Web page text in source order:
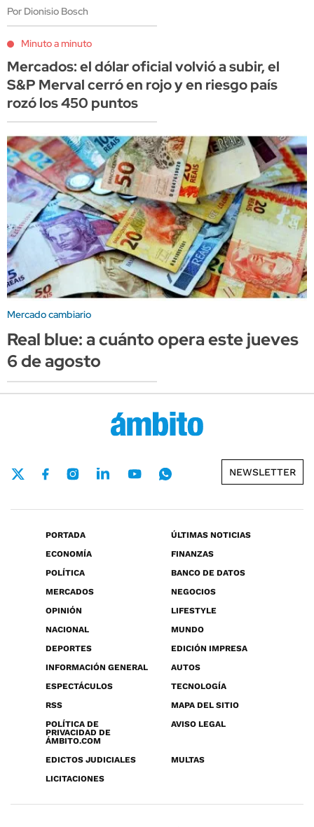
Por Dionisio Bosch
Minuto a minuto
Mercados: el dólar oficial volvió a subir, el
S&P Merval cerró en rojo y en riesgo país
rozó los 450 puntos
Mercado cambiario
Real blue: a cuánto opera este jueves
6 de agosto
NEWSLETTER
PORTADA
ÚLTIMAS NOTICIAS
ECONOMÍA
FINANZAS
POLÍTICA
BANCO DE DATOS
MERCADOS
NEGOCIOS
OPINIÓN
LIFESTYLE
NACIONAL
MUNDO
DEPORTES
EDICIÓN IMPRESA
INFORMACIÓN GENERAL
AUTOS
ESPECTÁCULOS
TECNOLOGÍA
RSS
MAPA DEL SITIO
POLÍTICA DE
PRIVACIDAD DE
ÁMBITO.COM
AVISO LEGAL
EDICTOS JUDICIALES
MULTAS
LICITACIONES